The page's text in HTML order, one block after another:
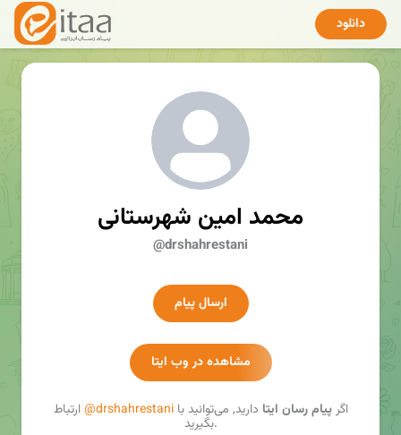
دانلود
محمد امین شهرستانی
@drshahrestani
ارسال پیام
مشاهده در وب ایتا
اگرپیام رسان ایتا دارید, می‌توانید با@drshahrestaniارتباط
بگیرید.